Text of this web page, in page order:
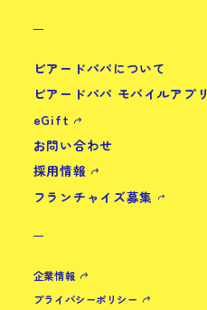
ビアードパパについて
ビアードパパ モバイルアプリ
eGift
お問い合わせ
採用情報
フランチャイズ募集
企業情報
プライバシーポリシー